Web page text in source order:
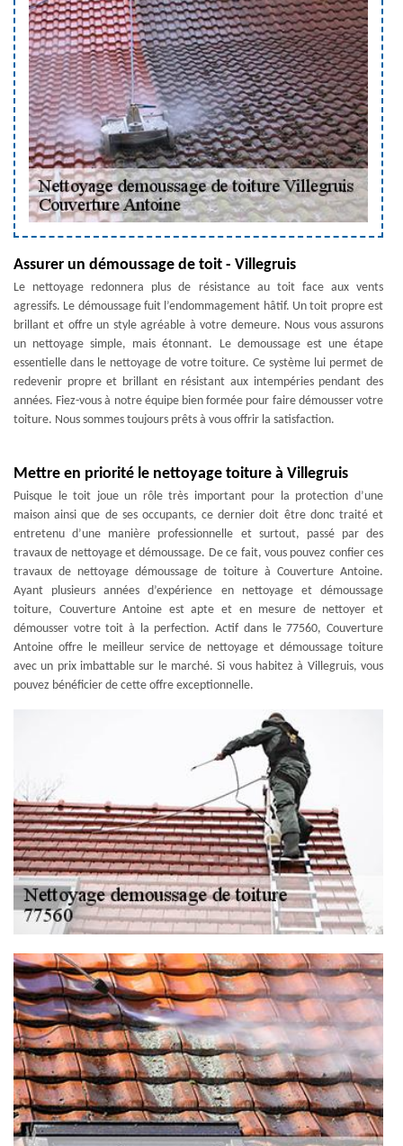
Assurer un démoussage de toit - Villegruis
Le nettoyage redonnera plus de résistance au toit face aux vents
agressifs. Le démoussage fuit l’endommagement hâtif. Un toit propre est
brillant et offre un style agréable à votre demeure. Nous vous assurons
un nettoyage simple, mais étonnant. Le demoussage est une étape
essentielle dans le nettoyage de votre toiture. Ce système lui permet de
redevenir propre et brillant en résistant aux intempéries pendant des
années. Fiez-vous à notre équipe bien formée pour faire démousser votre
toiture. Nous sommes toujours prêts à vous offrir la satisfaction.
Mettre en priorité le nettoyage toiture à Villegruis
Puisque le toit joue un rôle très important pour la protection d’une
maison ainsi que de ses occupants, ce dernier doit être donc traité et
entretenu d’une manière professionnelle et surtout, passé par des
travaux de nettoyage et démoussage. De ce fait, vous pouvez confier ces
travaux de nettoyage démoussage de toiture à Couverture Antoine.
Ayant plusieurs années d’expérience en nettoyage et démoussage
toiture, Couverture Antoine est apte et en mesure de nettoyer et
démousser votre toit à la perfection. Actif dans le 77560, Couverture
Antoine offre le meilleur service de nettoyage et démoussage toiture
avec un prix imbattable sur le marché. Si vous habitez à Villegruis, vous
pouvez bénéficier de cette offre exceptionnelle.